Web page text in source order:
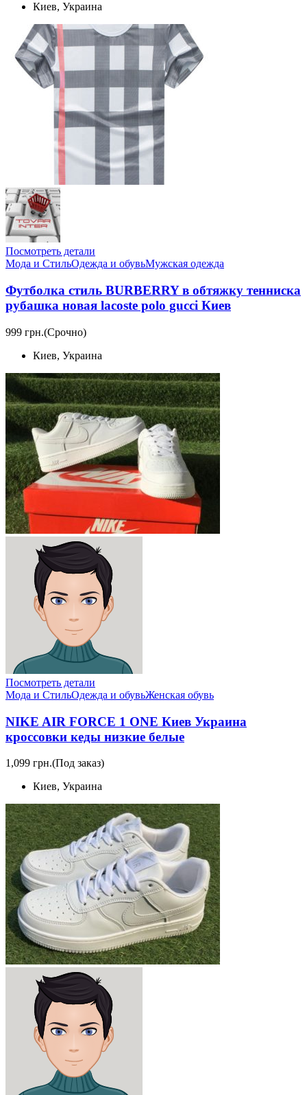
Киев, Украина
Посмотреть детали
Мода и СтильОдежда и обувьМужская одежда
Футболка стиль BURBERRY в обтяжку тенниска
рубашка новая lacoste polo gucci Киев
999 грн.(Срочно)
Киев, Украина
Посмотреть детали
Мода и СтильОдежда и обувьЖенская обувь
NIKE AIR FORCE 1 ONE Киев Украина
кроссовки кеды низкие белые
1,099 грн.(Под заказ)
Киев, Украина